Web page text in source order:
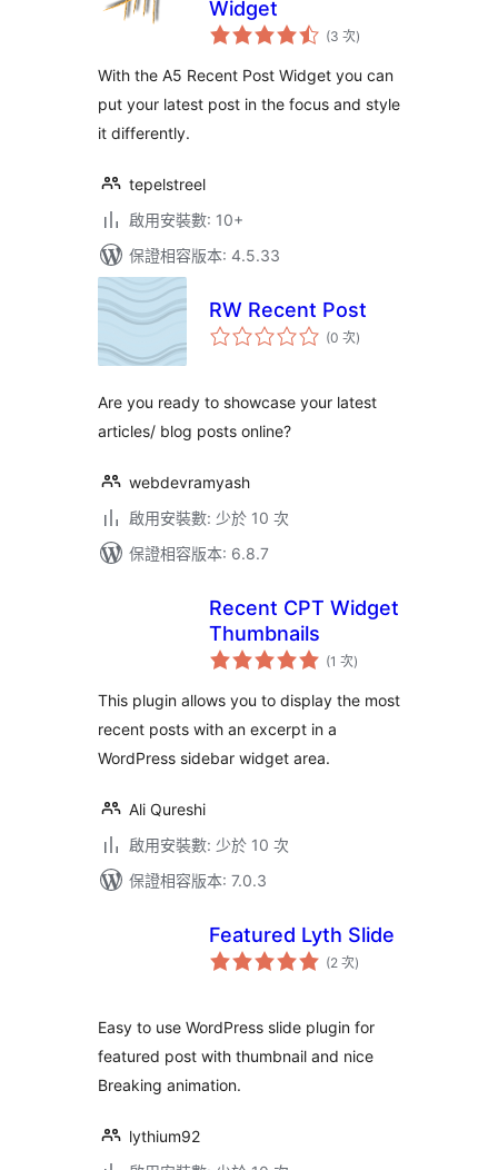
Widget
(3 次評
分
數
)
With the A5 Recent Post Widget you can
put your latest post in the focus and style
it differently.
tepelstreel
啟用安裝數: 10+
保證相容版本: 4.5.33
RW Recent Post
(0 次評
分)
Are you ready to showcase your latest
articles/ blog posts online?
webdevramyash
啟用安裝數: 少於 10 次
保證相容版本: 6.8.7
Recent CPT Widget
Thumbnails
(1 次評
分
數
)
This plugin allows you to display the most
recent posts with an excerpt in a
WordPress sidebar widget area.
Ali Qureshi
啟用安裝數: 少於 10 次
保證相容版本: 7.0.3
Featured Lyth Slide
(2 次評
分)
Easy to use WordPress slide plugin for
featured post with thumbnail and nice
Breaking animation.
lythium92